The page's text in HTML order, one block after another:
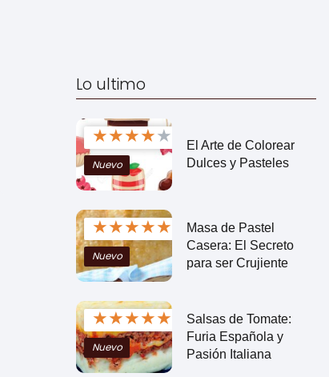
Lo ultimo
★★★★★
Nuevo
El Arte de Colorear
Dulces y Pasteles
★★★★★
Nuevo
Masa de Pastel
Casera: El Secreto
para ser Crujiente
★★★★★
Nuevo
Salsas de Tomate:
Furia Española y
Pasión Italiana